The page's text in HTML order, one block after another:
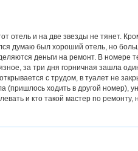
отель и на две звезды не тянет.
думаю был хороший отель, но
деньги на ремонт. В номере
за три дня горничная зашла
с трудом, в туалет не
(пришлось ходить в другой номер),
и кто такой мастер по